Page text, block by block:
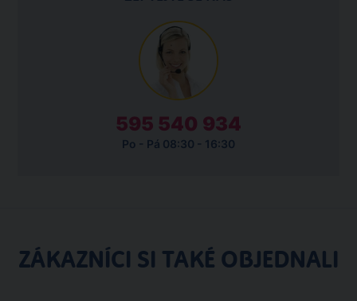
595 540 934
Po - Pá 08:30 - 16:30
ZÁKAZNÍCI SI TAKÉ OBJEDNALI